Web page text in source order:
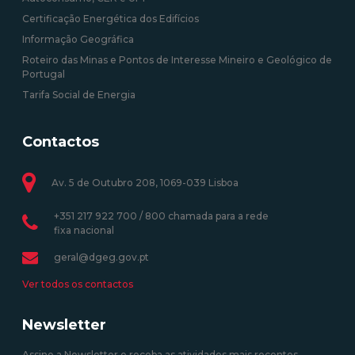
Certificação Energética dos Edifícios
Informação Geográfica
Roteiro das Minas e Pontos de Interesse Mineiro e Geológico de
Portugal
Tarifa Social de Energia
Contactos
Av. 5 de Outubro 208, 1069-039 Lisboa
+351 217 922 700 / 800 chamada para a rede
fixa nacional
geral@dgeg.gov.pt
Ver todos os contactos
Newsletter